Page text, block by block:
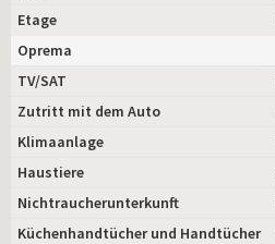
Etage
Oprema
TV/SAT
Zutritt mit dem Auto
Klimaanlage
Haustiere
Nichtraucherunterkunft
Küchenhandtücher und Handtücher